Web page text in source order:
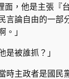
面，他是主張『
言論自由的一部
。」
是被誰抓？」
時主政者是國民